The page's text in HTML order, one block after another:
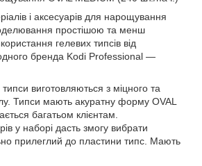
і аксесуарів для нарощування
простішою та менш
гелевих типсів від
бренда Kodi Professional —
типси виготовляються з міцного та
Типси мають акуратну форму OVAL
багатьом клієнтам.
у наборі дасть змогу вибрати
прилеглий до пластини типс. Мають